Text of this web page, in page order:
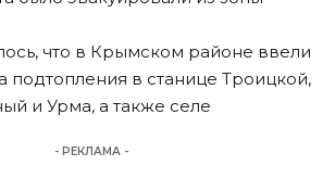
что в Крымском районе ввели
подтопления в станице Троицкой,
и Урма, а также селе
- РЕКЛАМА -